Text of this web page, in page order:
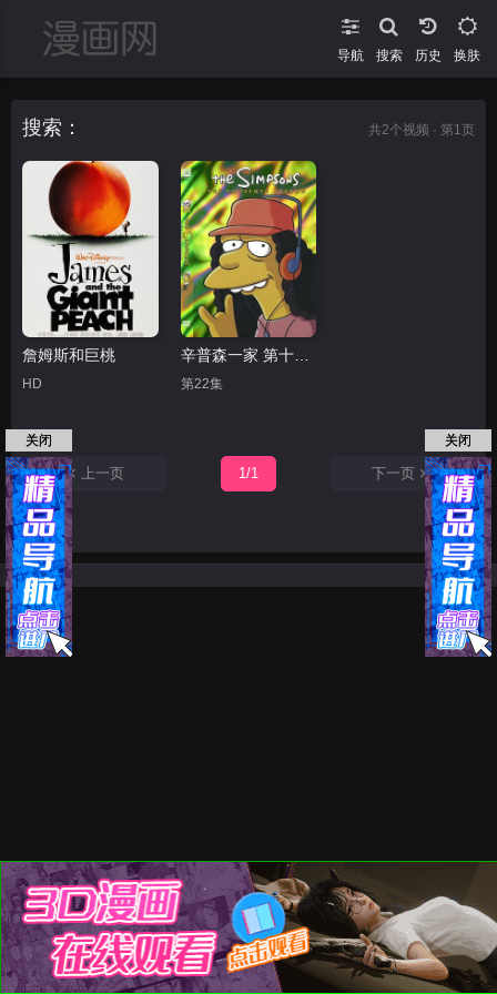
导航 搜索 换肤
搜索： 共2个视频 · 第1页
詹姆斯和巨桃
HD
辛普森一家 第十五季
第22集
上一页 1/1 下一页
关闭 关闭